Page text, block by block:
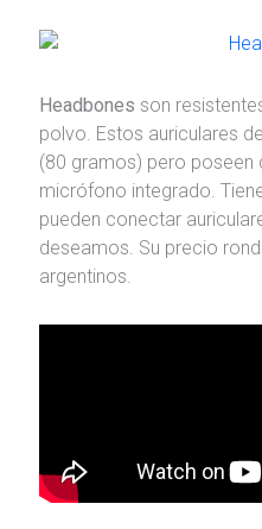
Headbones son
polvo. Estos auriculares
(80 gramos) pero
micrófono integrado.
pueden conectar
deseamos. Su precio
argentinos.